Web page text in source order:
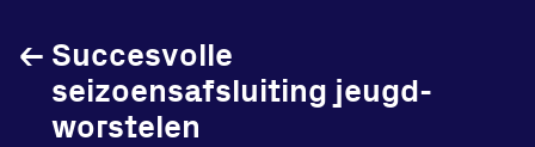
Succesvolle
seizoensafsluiting jeugd-
worstelen
←